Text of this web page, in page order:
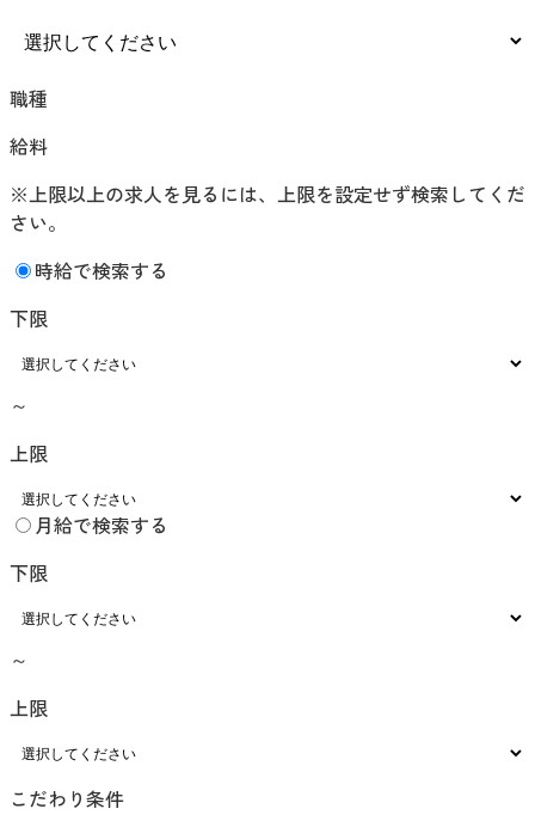
職種
給料
※上限以上の求人を見るには、上限を設定せず検索してくだ
さい。
時給で検索する
下限
～
上限
月給で検索する
下限
～
上限
こだわり条件